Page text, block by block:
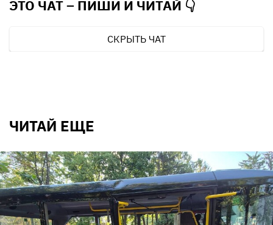
ЭТО ЧАТ – ПИШИ И ЧИТАЙ 👇
СКРЫТЬ ЧАТ
ЧИТАЙ ЕЩЕ